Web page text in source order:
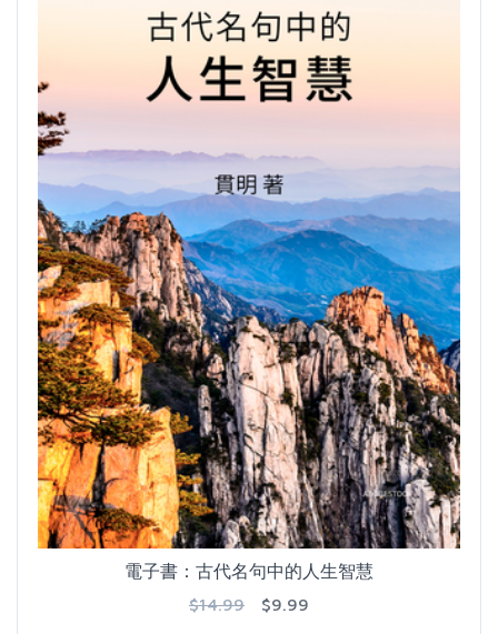
電子書：古代名句中的人生智慧
$14.99
$9.99